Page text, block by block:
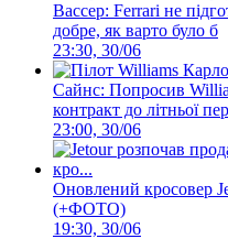
Вассер: Ferrari не
добре, як варто було б
23:30, 30/06
Сайнс: Попросив
контракт до літньої
23:00, 30/06
Оновлений кросовер
(+ФОТО)
19:30, 30/06